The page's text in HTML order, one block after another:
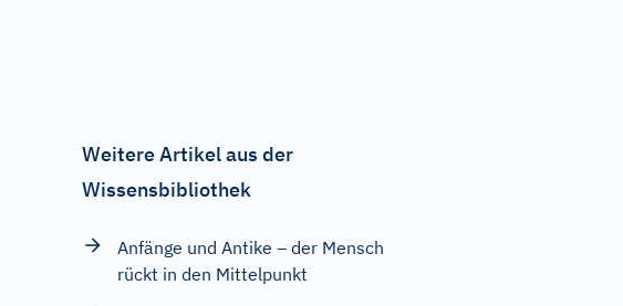
Weitere Artikel aus der
Wissensbibliothek
Anfänge und Antike – der Mensch
rückt in den Mittelpunkt